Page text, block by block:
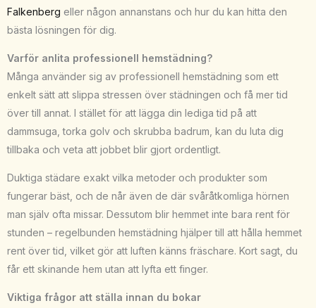
Falkenberg eller någon annanstans och hur du kan hitta den
bästa lösningen för dig.
Varför anlita professionell hemstädning?
Många använder sig av professionell hemstädning som ett
enkelt sätt att slippa stressen över städningen och få mer tid
över till annat. I stället för att lägga din lediga tid på att
dammsuga, torka golv och skrubba badrum, kan du luta dig
tillbaka och veta att jobbet blir gjort ordentligt.
Duktiga städare exakt vilka metoder och produkter som
fungerar bäst, och de når även de där svåråtkomliga hörnen
man själv ofta missar. Dessutom blir hemmet inte bara rent för
stunden – regelbunden hemstädning hjälper till att hålla hemmet
rent över tid, vilket gör att luften känns fräschare. Kort sagt, du
får ett skinande hem utan att lyfta ett finger.
Viktiga frågor att ställa innan du bokar